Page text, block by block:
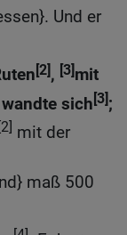
Und er
[2], [3]mit
sich [3];
[2] mit der
maß 500